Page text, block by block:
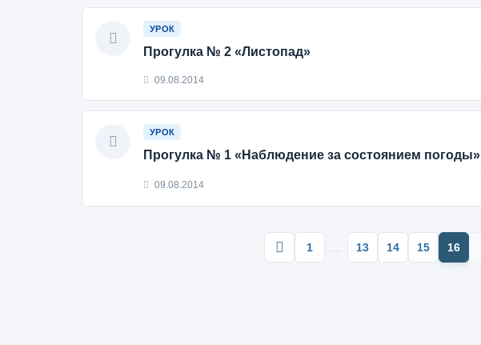
УРОК
Прогулка № 2 «Листопад»
09.08.2014
УРОК
Прогулка № 1 «Наблюдение за состоянием погоды»
09.08.2014
1 13 14 15 16